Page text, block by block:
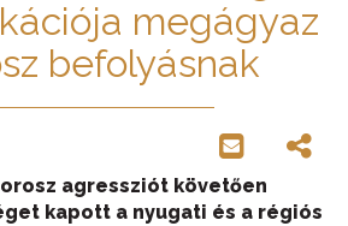
megágyaz
befolyásnak
agressziót követően
kapott a nyugati és a régiós